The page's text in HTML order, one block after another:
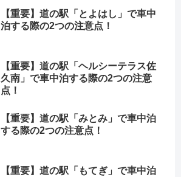
【重要】道の駅「とよはし」で車中
泊する際の2つの注意点！
【重要】道の駅「ヘルシーテラス佐
久南」で車中泊する際の2つの注意
点！
【重要】道の駅「みとみ」で車中泊
する際の2つの注意点！
【重要】道の駅「もてぎ」で車中泊